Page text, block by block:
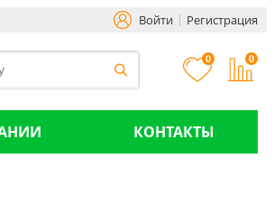
Войти Регистрация
0 0
КОНТАКТЫ